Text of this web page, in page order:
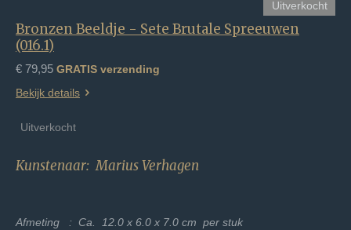
Uitverkocht
Bronzen Beeldje - Sete Brutale Spreeuwen
(016.1)
€ 79,95 GRATIS verzending
Bekijk details
Uitverkocht
Kunstenaar: Marius Verhagen
Afmeting : Ca. 12.0 x 6.0 x 7.0 cm per stuk